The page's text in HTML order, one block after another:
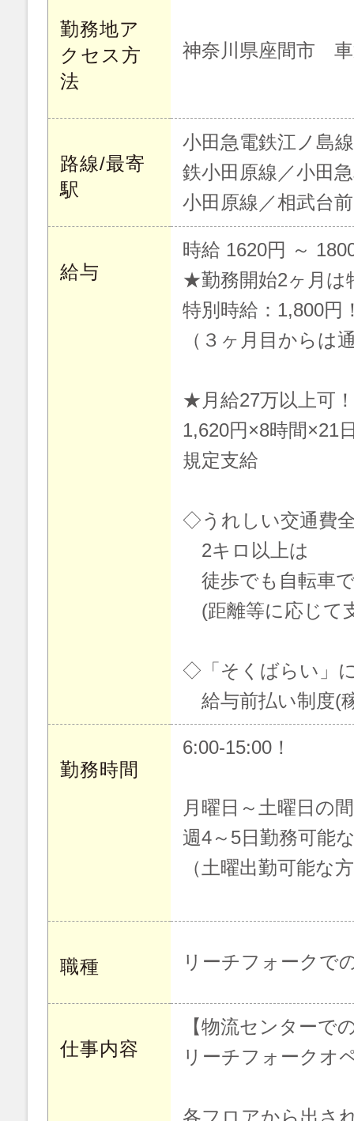
勤務地ア
クセス方
法
神奈川県座間市
路線/最寄
駅
小田急電鉄江ノ島
鉄小田原線／小田
小田原線／相武台前
給与
時給 1620円 ～
★勤務開始2ヶ月は
特別時給：1,800円
（３ヶ月目からは
★月給27万以上可！
1,620円×8時間×21
規定支給
◇うれしい交通費
2キロ以上は
徒歩でも自転車
(距離等に応じて
◇「そくばらい」
給与前払い制度(
勤務時間
6:00-15:00！
月曜日～土曜日の
週4～5日勤務可能
（土曜出勤可能な
職種 リーチフォークで
仕事内容
【物流センターで
リーチフォークオ
各フロアから出さ